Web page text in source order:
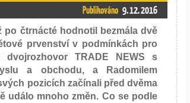
Publikováno 9. 12. 2016
čtrnácté hodnotil bezmála dvě
prvenství v podmínkách pro
TRADE NEWS s
a obchodu, a Radomilem
pozicích začínali před dvěma
událo mnoho změn. Co se podle